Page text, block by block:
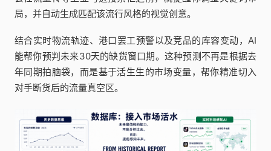
局，并自动生成匹配该流行风格的视觉创意。
结合实时物流轨迹、港口罢工预警以及竞品的库容变动，AI
能帮你预判未来30天的缺货窗口期。这种预测不再是根据去
年同期拍脑袋，而是基于活生生的市场变量，帮你精准切入
对手断货后的流量真空区。